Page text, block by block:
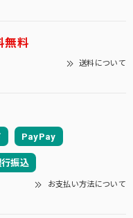
無料
送料について
PayPay
振込
お支払い方法について